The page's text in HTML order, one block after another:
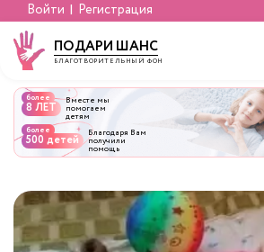
Войти Регистрация
ПОДАРИ ШАНС
БЛАГОТВОРИТЕЛЬНЫЙ ФОНД
более
8 ЛЕТ Вместе мы
помогаем
детям
более
500 детей Благодаря Вам
получили
помощь